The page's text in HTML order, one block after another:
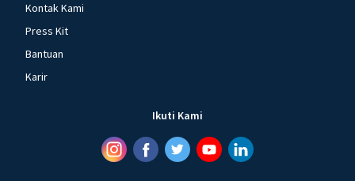
Kontak Kami
Press Kit
Bantuan
Karir
Ikuti Kami